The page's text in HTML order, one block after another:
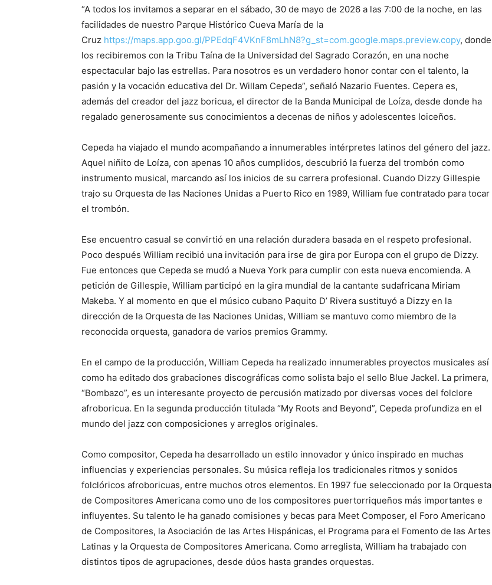
“A todos los invitamos a separar en el sábado, 30 de mayo de 2026 a las 7:00 de la noche, en las
facilidades de nuestro Parque Histórico Cueva María de la
Cruz https://maps.app.goo.gl/PPEdqF4VKnF8mLhN8?g_st=com.google.maps.preview.copy, donde
los recibiremos con la Tribu Taína de la Universidad del Sagrado Corazón, en una noche
espectacular bajo las estrellas. Para nosotros es un verdadero honor contar con el talento, la
pasión y la vocación educativa del Dr. Willam Cepeda”, señaló Nazario Fuentes. Cepera es,
además del creador del jazz boricua, el director de la Banda Municipal de Loíza, desde donde ha
regalado generosamente sus conocimientos a decenas de niños y adolescentes loiceños.
Cepeda ha viajado el mundo acompañando a innumerables intérpretes latinos del género del jazz.
Aquel niñito de Loíza, con apenas 10 años cumplidos, descubrió la fuerza del trombón como
instrumento musical, marcando así los inicios de su carrera profesional. Cuando Dizzy Gillespie
trajo su Orquesta de las Naciones Unidas a Puerto Rico en 1989, William fue contratado para tocar
el trombón.
Ese encuentro casual se convirtió en una relación duradera basada en el respeto profesional.
Poco después William recibió una invitación para irse de gira por Europa con el grupo de Dizzy.
Fue entonces que Cepeda se mudó a Nueva York para cumplir con esta nueva encomienda. A
petición de Gillespie, William participó en la gira mundial de la cantante sudafricana Miriam
Makeba. Y al momento en que el músico cubano Paquito D’ Rivera sustituyó a Dizzy en la
dirección de la Orquesta de las Naciones Unidas, William se mantuvo como miembro de la
reconocida orquesta, ganadora de varios premios Grammy.
En el campo de la producción, William Cepeda ha realizado innumerables proyectos musicales así
como ha editado dos grabaciones discográficas como solista bajo el sello Blue Jackel. La primera,
“Bombazo”, es un interesante proyecto de percusión matizado por diversas voces del folclore
afroboricua. En la segunda producción titulada “My Roots and Beyond”, Cepeda profundiza en el
mundo del jazz con composiciones y arreglos originales.
Como compositor, Cepeda ha desarrollado un estilo innovador y único inspirado en muchas
influencias y experiencias personales. Su música refleja los tradicionales ritmos y sonidos
folclóricos afroboricuas, entre muchos otros elementos. En 1997 fue seleccionado por la Orquesta
de Compositores Americana como uno de los compositores puertorriqueños más importantes e
influyentes. Su talento le ha ganado comisiones y becas para Meet Composer, el Foro Americano
de Compositores, la Asociación de las Artes Hispánicas, el Programa para el Fomento de las Artes
Latinas y la Orquesta de Compositores Americana. Como arreglista, William ha trabajado con
distintos tipos de agrupaciones, desde dúos hasta grandes orquestas.